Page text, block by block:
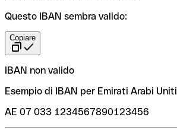
Questo IBAN sembra valido:
Copiare
IBAN non valido
Esempio di IBAN per Emirati Arabi Uniti
AE 07 033 1234567890123456